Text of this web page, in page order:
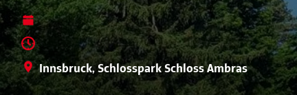
Innsbruck, Schlosspark Schloss Ambras